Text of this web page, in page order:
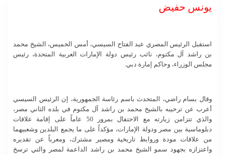
يونس حفيض
استقبل الرئيس المصري عبد الفتاح السيسي، أمس الخميس، الشيخ محمد
بن راشد آل مكتوم، نائب رئيس دولة الإمارات العربية المتحدة، رئيس
مجلس الوزراء، وحاكم إمارة دبي.
وقال بسام راضي، المتحدث باسم رئاسة الجمهورية، إن الرئيس السيسي
أعرب عن ترحيبه بالشيخ محمد بن راشد آل مكتوم في بلده الثاني مصر،
والذي تتزامن زيارته مع الاحتفال بمرور 50 عاماً على إقامة علاقات
دبلوماسية بين مصر ودولة الإمارات، مؤكداً على ما يجمع البلدين وشعبيهما
من علاقات مودة وروابط تاريخية ومصير مشترك، ومعرباً عن تقديره
واعتزازه بجهود سمو الشيخ محمد بن راشد الداعمة لمصر والتي ترسخ